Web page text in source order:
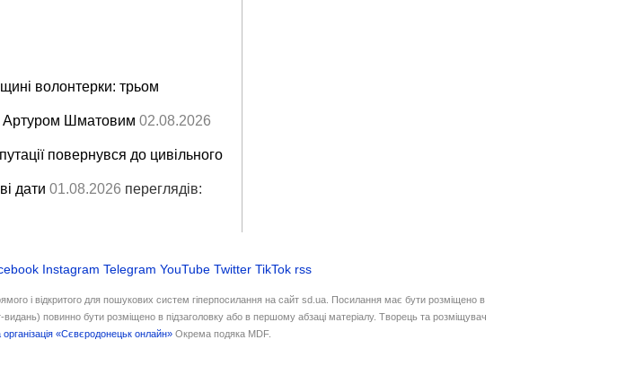
волонтерки: трьом
Артуром Шматовим 02.08.2026
повернувся до цивільного
дати 01.08.2026 переглядів:
Instagram Telegram YouTube Twitter TikTok rss
і відкритого для пошукових систем гіперпосилання на сайт sd.ua. Посилання має бути розміщено в
видань) повинно бути розміщено в підзаголовку або в першому абзаці матеріалу. Творець та розміщувач
«Сєвєродонецьк онлайн»Окрема подяка MDF.